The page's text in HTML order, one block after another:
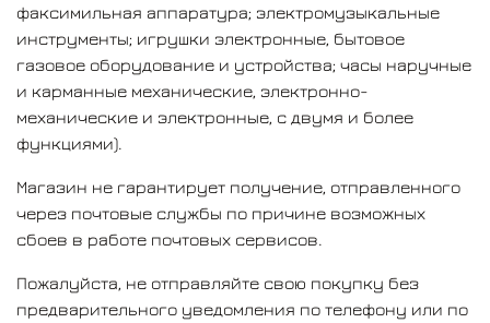
факсимильная аппаратура; электромузыкальные
инструменты; игрушки электронные, бытовое
газовое оборудование и устройства; часы наручные
и карманные механические, электронно-
механические и электронные, с двумя и более
функциями).
Магазин не гарантирует получение, отправленного
через почтовые службы по причине возможных
сбоев в работе почтовых сервисов.
Пожалуйста, не отправляйте свою покупку без
предварительного уведомления по телефону или по